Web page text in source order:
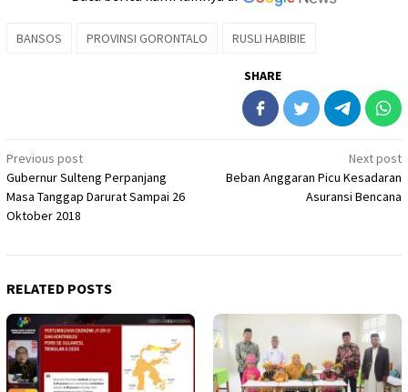
BANSOS PROVINSI GORONTALO RUSLI HABIBIE
SHARE
Post
navigation
Previous post
Gubernur Sulteng Perpanjang
Masa Tanggap Darurat Sampai 26
Oktober 2018
Next post
Beban Anggaran Picu Kesadaran
Asuransi Bencana
RELATED POSTS